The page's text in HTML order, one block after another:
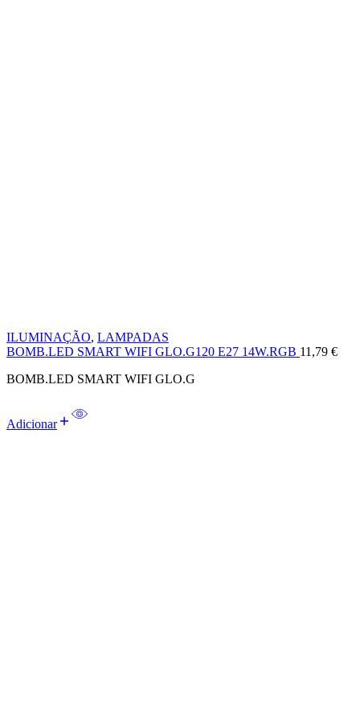
ILUMINAÇÃO, LAMPADAS
BOMB.LED SMART WIFI GLO.G120 E27 14W.RGB 11,79 €
BOMB.LED SMART WIFI GLO.G
Adicionar